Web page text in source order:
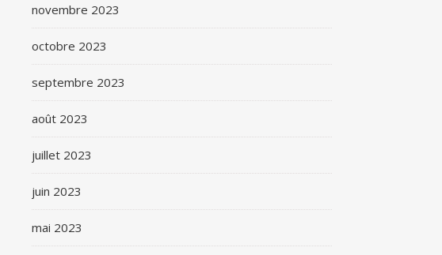
novembre 2023
octobre 2023
septembre 2023
août 2023
juillet 2023
juin 2023
mai 2023